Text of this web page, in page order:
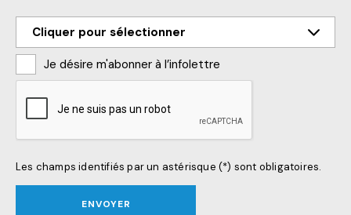
Je désire m'abonner à l’infolettre
Les champs identifiés par un astérisque (*) sont obligatoires.
ENVOYER